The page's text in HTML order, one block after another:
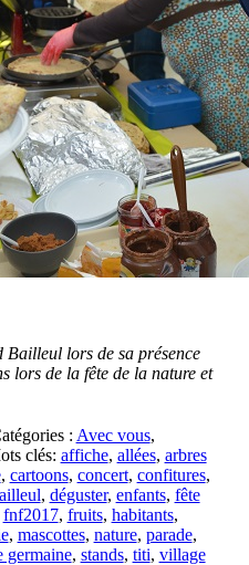
Bailleul lors de sa présence
lors de la fête de la nature et
: Avec vous,
clés: affiche, allées, arbres
, cartoons, concert, confitures,
, déguster, enfants, fête
fnf2017, fruits, habitants,
, mascottes, nature, parade,
germaine, stands, titi, village